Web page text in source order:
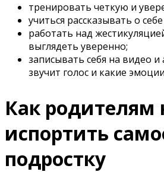
тренировать четкую и
учиться рассказывать о
работать над
выглядеть уверенно;
записывать себя на видео
звучит голос и какие
Как родителям
испортить
подростку